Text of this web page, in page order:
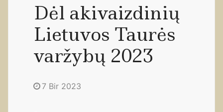
Dėl akivaizdinių
Lietuvos Taurės
varžybų 2023
7 Bir 2023